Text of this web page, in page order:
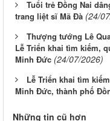
Tuổi trẻ Đồng Nai
trang liệt sĩ Mã Đà (24/
Thượng tướng Lê
Lễ Triển khai tìm kiếm,
Minh Đức (24/07/2026)
Lễ Triển khai tìm
Minh Đức, thành phố
Những tin cũ hơn